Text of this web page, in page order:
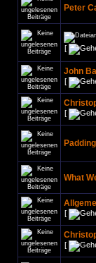
Peter
[
John
[
[
What
[
[